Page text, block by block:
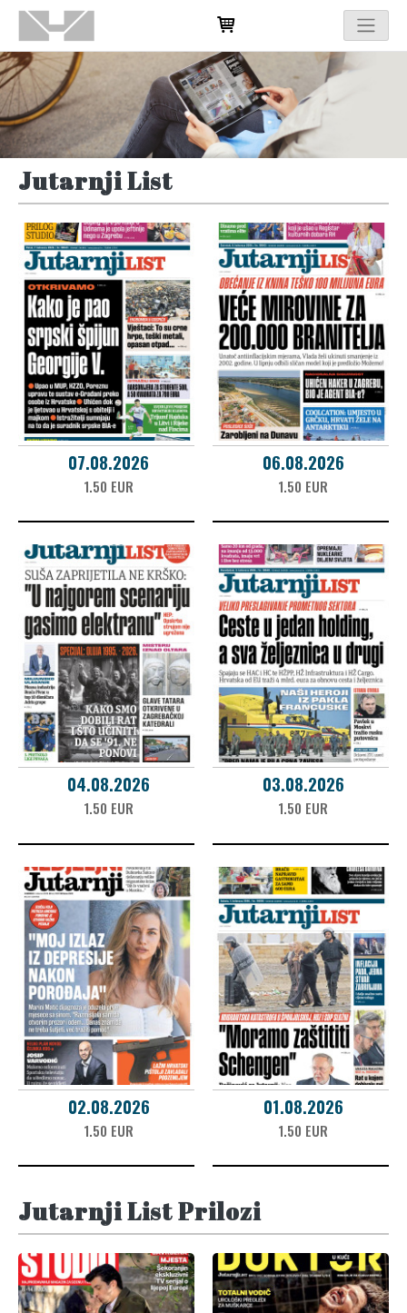
Jutarnji List
07.08.2026
1.50 EUR
06.08.2026
1.50 EUR
04.08.2026
1.50 EUR
03.08.2026
1.50 EUR
02.08.2026
1.50 EUR
01.08.2026
1.50 EUR
Jutarnji List Prilozi